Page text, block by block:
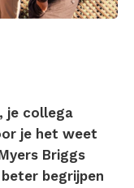
je collega
je het weet
Briggs
begrijpen